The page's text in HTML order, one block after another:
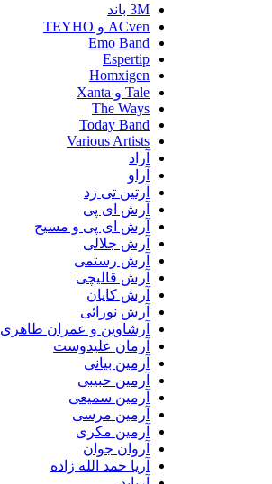
3M باند
ACven و TEYHO
Emo Band
Espertip
Homxigen
Tale و Xanta
The Ways
Today Band
Various Artists
آراد
آراو
آرتین تی زد
آرش ای پی
آرش ای پی و مسیح
آرش جلالی
آرش رستمی
آرش قالیچی
آرش کایان
آرش نورائی
آرشاوین و عمران طاهری
آرمان علیدوست
آرمین بیانی
آرمین حبیبی
آرمین سمیعی
آرمین مرسی
آرمین مکری
آروان جوان
آریا حمد الله زاده